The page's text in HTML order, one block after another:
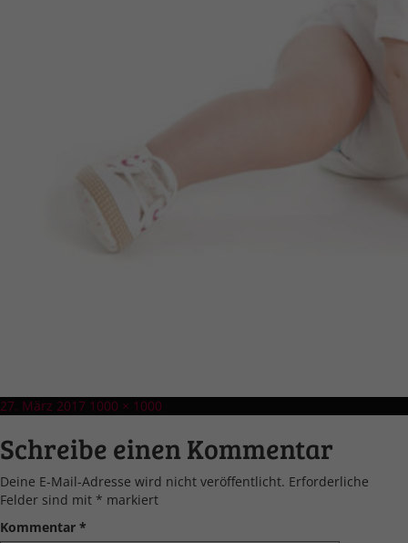
Veröffentlicht
27. März 2017 Volle
1000 × 1000
Schreibe einen Kommentar
Deine E-Mail-Adresse wird nicht veröffentlicht. Erforderliche
Felder sind mit * markiert
Kommentar *